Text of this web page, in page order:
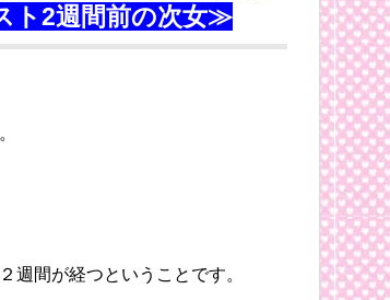
ト2週間前の次女≫
週間が経つということです。